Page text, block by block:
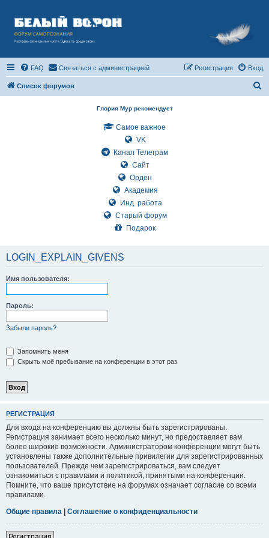
FAQ Связаться с администрацией Вход
Регистрация
Список форумов
Глория Мур рекомендует
Самое важное
VK
Канал Телеграм
Сайт
Орден
Академия
Инд. работа
Старый форум
Подарок
LOGIN_EXPLAIN_GIVENS
Имя пользователя:
Пароль:
Забыли пароль?
Запомнить меня
Скрыть моё пребывание на конференции в этот раз
РЕГИСТРАЦИЯ
Для входа на конференцию вы должны быть зарегистрированы.
Регистрация занимает всего несколько минут, но предоставляет вам
более широкие возможности. Администратором конференции могут быть
установлены также дополнительные привилегии для зарегистрированных
пользователей. Прежде чем зарегистрироваться, вам следует
ознакомиться с правилами и политикой, принятыми на конференции.
Помните, что ваше присутствие на форумах означает согласие со всеми
правилами.
Общие правила
Соглашение о конфиденциальности